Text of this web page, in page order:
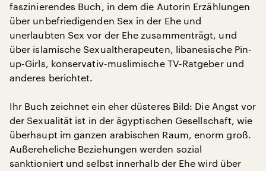
faszinierendes Buch, in dem die Autorin Erzählungen
über unbefriedigenden Sex in der Ehe und
unerlaubten Sex vor der Ehe zusammenträgt, und
über islamische Sexualtherapeuten, libanesische Pin-
up-Girls, konservativ-muslimische TV-Ratgeber und
anderes berichtet.
Ihr Buch zeichnet ein eher düsteres Bild: Die Angst vor
der Sexualität ist in der ägyptischen Gesellschaft, wie
überhaupt im ganzen arabischen Raum, enorm groß.
Außereheliche Beziehungen werden sozial
sanktioniert und selbst innerhalb der Ehe wird über